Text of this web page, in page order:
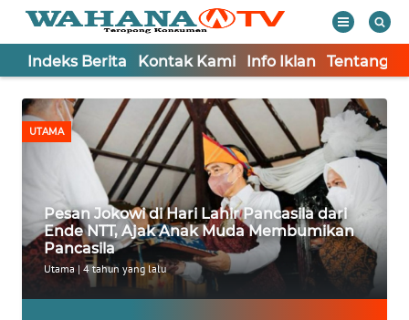
Indeks Berita Kontak Kami Info Iklan Tentang
UTAMA
Pesan Jokowi di Hari Lahir Pancasila dari
Ende NTT, Ajak Anak Muda Membumikan
Pancasila
Utama | 4 tahun yang lalu
TV
Tutup
INDEKS
BERITA
KONTAK